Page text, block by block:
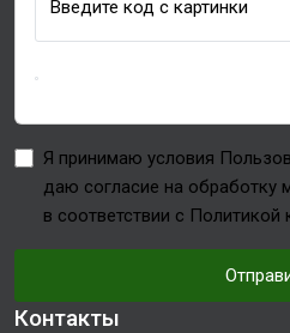
Введите код с картинки
Я принимаю условия
даю согласие на обработку
в соответствии с
Контакты